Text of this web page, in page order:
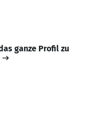
ganze Profil zu